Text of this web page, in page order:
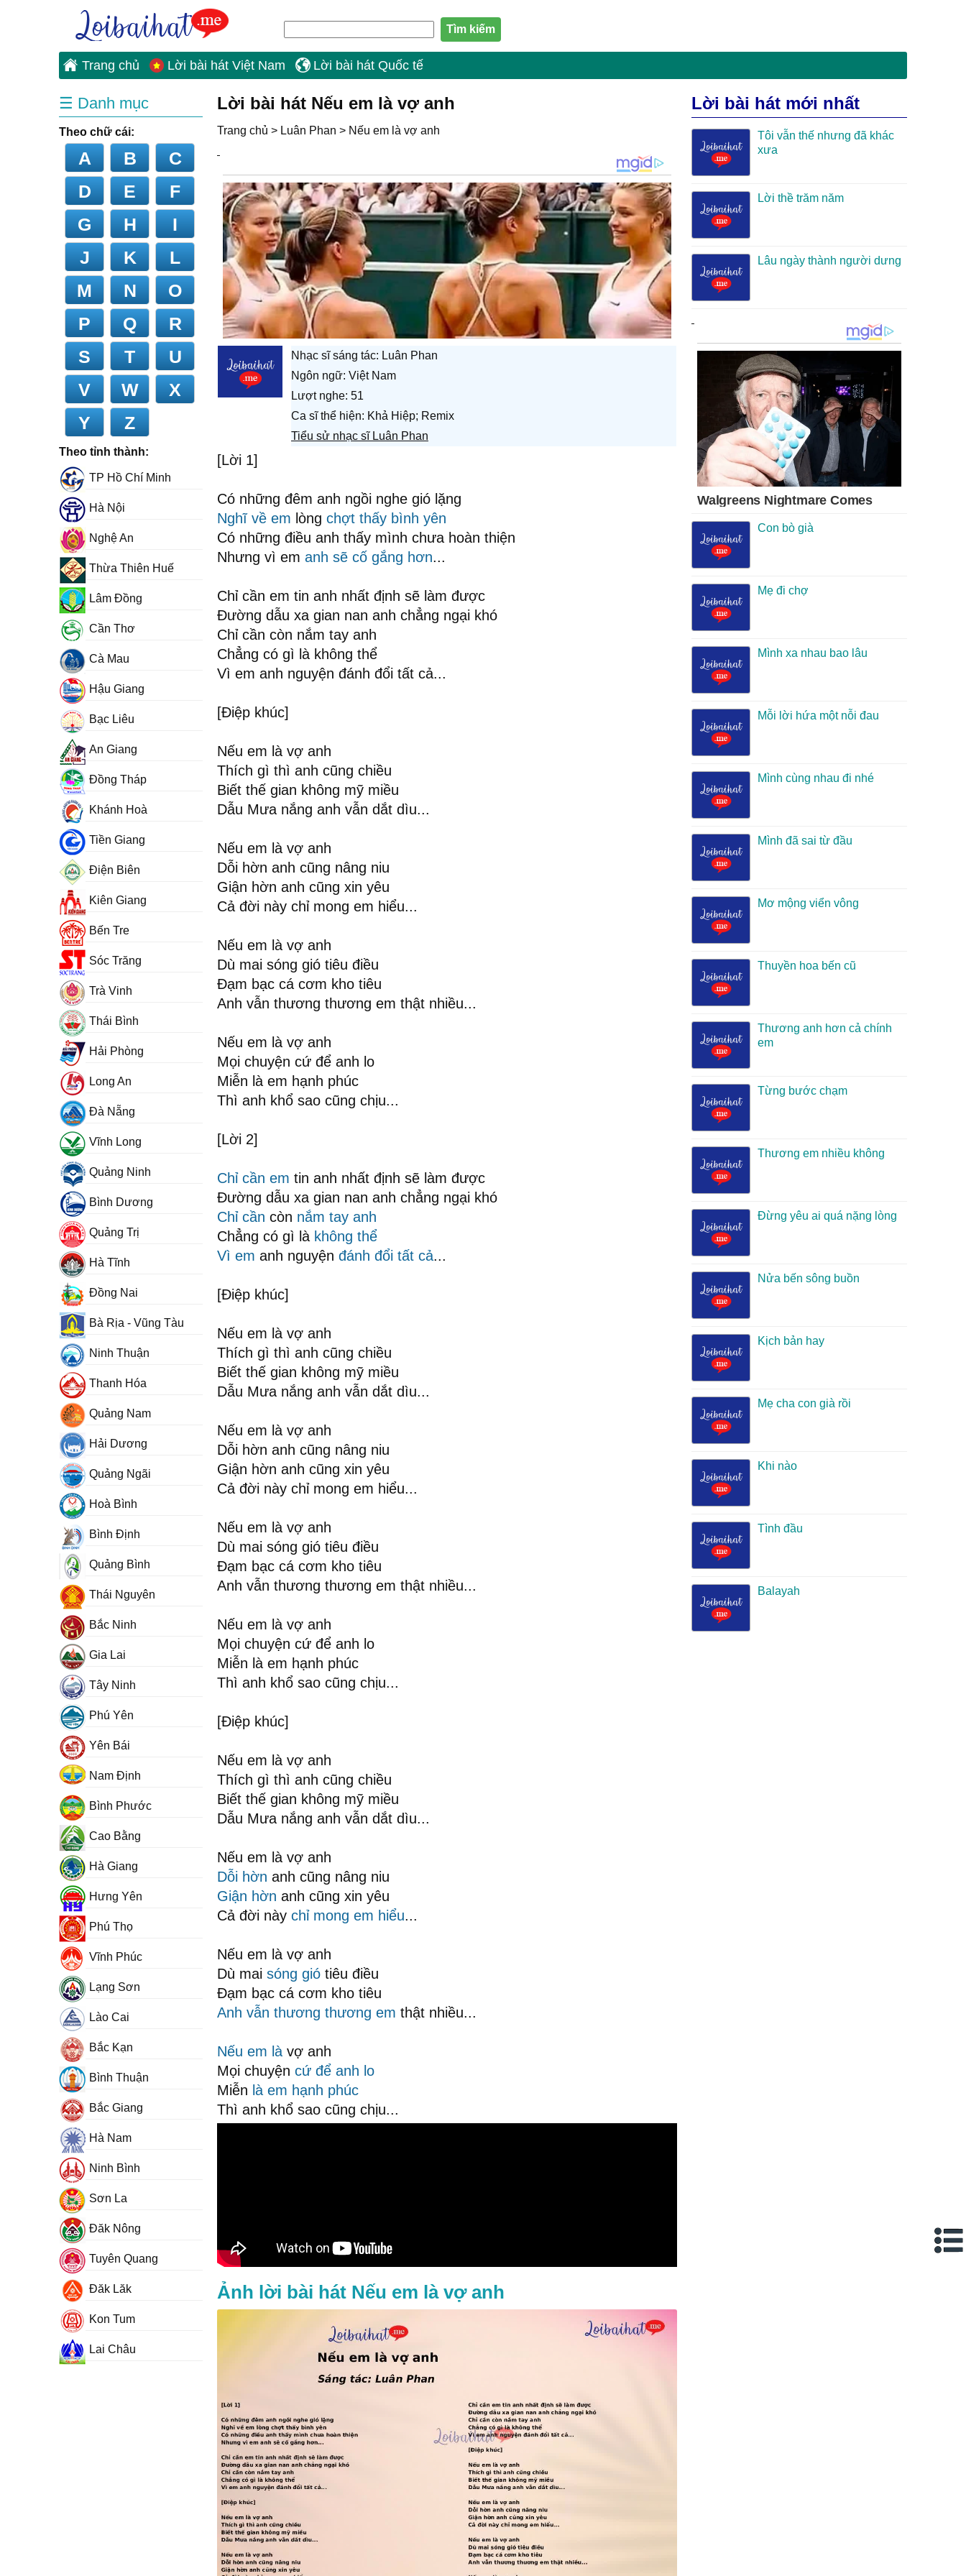
Trang chủ Lời bài hát Việt Nam Lời bài hát Quốc tế
Lời bài hát Nếu em là vợ anh
Trang chủ > Luân Phan > Nếu em là vợ anh
Nhạc sĩ sáng tác: Luân Phan
Ngôn ngữ: Việt Nam
Lượt nghe: 51
Ca sĩ thể hiện: Khả Hiệp; Remix
Tiểu sử nhạc sĩ Luân Phan
[Lời 1]
Có những đêm anh ngồi nghe gió lặng
Nghĩ về em lòng chợt thấy bình yên
Có những điều anh thấy mình chưa hoàn thiện
Nhưng vì em anh sẽ cố gắng hơn...
Chỉ cần em tin anh nhất định sẽ làm được
Đường dẫu xa gian nan anh chẳng ngại khó
Chỉ cần còn nắm tay anh
Chẳng có gì là không thể
Vì em anh nguyện đánh đổi tất cả...
[Điệp khúc]
Nếu em là vợ anh
Thích gì thì anh cũng chiều
Biết thế gian không mỹ miều
Dẫu Mưa nắng anh vẫn dắt dìu...
Nếu em là vợ anh
Dỗi hờn anh cũng nâng niu
Giận hờn anh cũng xin yêu
Cả đời này chỉ mong em hiểu...
Nếu em là vợ anh
Dù mai sóng gió tiêu điều
Đạm bạc cá cơm kho tiêu
Anh vẫn thương thương em thật nhiều...
Nếu em là vợ anh
Mọi chuyện cứ để anh lo
Miễn là em hạnh phúc
Thì anh khổ sao cũng chịu...
[Lời 2]
Chỉ cần em tin anh nhất định sẽ làm được
Đường dẫu xa gian nan anh chẳng ngại khó
Chỉ cần còn nắm tay anh
Chẳng có gì là không thể
Vì em anh nguyện đánh đổi tất cả...
[Điệp khúc]
Nếu em là vợ anh
Thích gì thì anh cũng chiều
Biết thế gian không mỹ miều
Dẫu Mưa nắng anh vẫn dắt dìu...
Nếu em là vợ anh
Dỗi hờn anh cũng nâng niu
Giận hờn anh cũng xin yêu
Cả đời này chỉ mong em hiểu...
Nếu em là vợ anh
Dù mai sóng gió tiêu điều
Đạm bạc cá cơm kho tiêu
Anh vẫn thương thương em thật nhiều...
Nếu em là vợ anh
Mọi chuyện cứ để anh lo
Miễn là em hạnh phúc
Thì anh khổ sao cũng chịu...
[Điệp khúc]
Nếu em là vợ anh
Thích gì thì anh cũng chiều
Biết thế gian không mỹ miều
Dẫu Mưa nắng anh vẫn dắt dìu...
Nếu em là vợ anh
Dỗi hờn anh cũng nâng niu
Giận hờn anh cũng xin yêu
Cả đời này chỉ mong em hiểu...
Nếu em là vợ anh
Dù mai sóng gió tiêu điều
Đạm bạc cá cơm kho tiêu
Anh vẫn thương thương em thật nhiều...
Nếu em là vợ anh
Mọi chuyện cứ để anh lo
Miễn là em hạnh phúc
Thì anh khổ sao cũng chịu...
Ảnh lời bài hát Nếu em là vợ anh
Lời bài hát mới nhất
Tôi vẫn thế nhưng đã khác
xưa
Lời thề trăm năm
Lâu ngày thành người dưng
Con bò già
Mẹ đi chợ
Mình xa nhau bao lâu
Mỗi lời hứa một nỗi đau
Mình cùng nhau đi nhé
Mình đã sai từ đầu
Mơ mộng viển vông
Thuyền hoa bến cũ
Thương anh hơn cả chính
em
Từng bước chạm
Thương em nhiều không
Đừng yêu ai quá nặng lòng
Nửa bến sông buồn
Kịch bản hay
Mẹ cha con già rồi
Khi nào
Tình đầu
Balayah
☰ Danh mục
Theo chữ cái:
A B
C
D
E
F
G
H
I
J
K
L
M
N
O
P
Q
R
S
T
U
V
W
X
Y
Z
Theo tỉnh thành:
TP Hồ Chí Minh
Hà Nội
Nghệ An
Thừa Thiên Huế
Lâm Đồng
Cần Thơ
Cà Mau
Hậu Giang
Bạc Liêu
An Giang
Đồng Tháp
Khánh Hoà
Tiền Giang
Điện Biên
Kiên Giang
Bến Tre
Sóc Trăng
Trà Vinh
Thái Bình
Hải Phòng
Long An
Đà Nẵng
Vĩnh Long
Quảng Ninh
Bình Dương
Quảng Trị
Hà Tĩnh
Đồng Nai
Bà Rịa - Vũng Tàu
Ninh Thuận
Thanh Hóa
Quảng Nam
Hải Dương
Quảng Ngãi
Hoà Bình
Bình Định
Quảng Bình
Thái Nguyên
Bắc Ninh
Gia Lai
Tây Ninh
Phú Yên
Yên Bái
Nam Định
Bình Phước
Cao Bằng
Hà Giang
Hưng Yên
Phú Thọ
Vĩnh Phúc
Lạng Sơn
Lào Cai
Bắc Kạn
Bình Thuận
Bắc Giang
Hà Nam
Ninh Bình
Sơn La
Đăk Nông
Tuyên Quang
Đăk Lăk
Kon Tum
Lai Châu